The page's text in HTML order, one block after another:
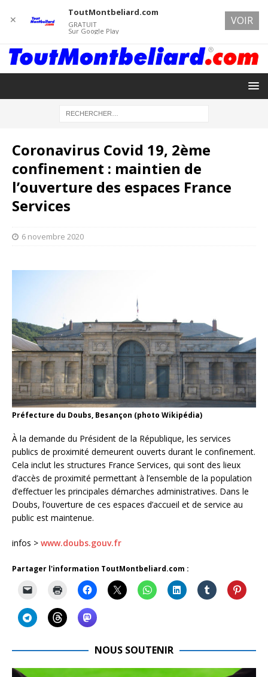
Coronavirus Covid 19, 2ème
confinement : maintien de
l’ouverture des espaces France
Services
6 novembre 2020
Préfecture du Doubs, Besançon (photo Wikipédia)
À la demande du Président de la République, les services
publics de proximité demeurent ouverts durant le confinement.
Cela inclut les structures France Services, qui sont des lieux
d’accès de proximité permettant à l’ensemble de la population
d’effectuer les principales démarches administratives. Dans le
Doubs, l’ouverture de ces espaces d’accueil et de service au
public est maintenue.
infos > www.doubs.gouv.fr
Partager l'information ToutMontbeliard.com :
NOUS SOUTENIR
✕
ToutMontbeliard.com
GRATUIT
Sur Google Play
VOIR